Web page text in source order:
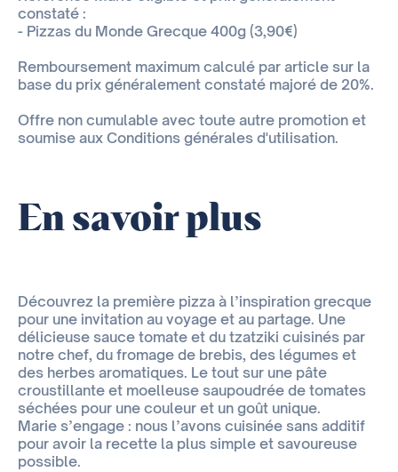
constaté :
- Pizzas du Monde Grecque 400g (3,90€)
Remboursement maximum calculé par article sur la
base du prix généralement constaté majoré de 20%.
Offre non cumulable avec toute autre promotion et
soumise aux Conditions générales d'utilisation.
En savoir plus
Découvrez la première pizza à l’inspiration grecque
pour une invitation au voyage et au partage. Une
délicieuse sauce tomate et du tzatziki cuisinés par
notre chef, du fromage de brebis, des légumes et
des herbes aromatiques. Le tout sur une pâte
croustillante et moelleuse saupoudrée de tomates
séchées pour une couleur et un goût unique.
Marie s’engage : nous l’avons cuisinée sans additif
pour avoir la recette la plus simple et savoureuse
possible.